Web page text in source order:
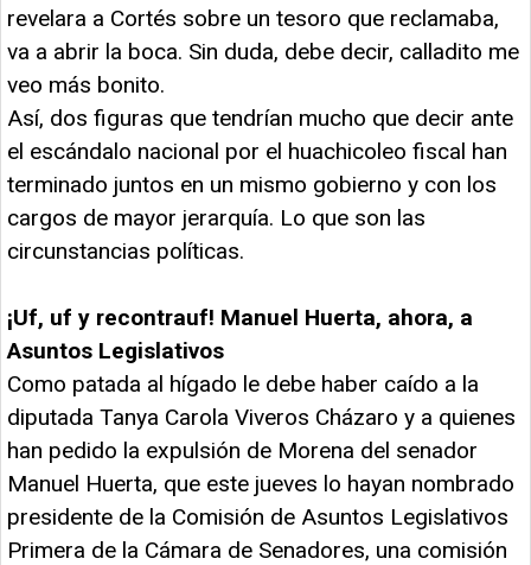
revelara a Cortés sobre un tesoro que reclamaba,
va a abrir la boca. Sin duda, debe decir, calladito me
veo más bonito.
Así, dos figuras que tendrían mucho que decir ante
el escándalo nacional por el huachicoleo fiscal han
terminado juntos en un mismo gobierno y con los
cargos de mayor jerarquía. Lo que son las
circunstancias políticas.
¡Uf, uf y recontrauf! Manuel Huerta, ahora, a
Asuntos Legislativos
Como patada al hígado le debe haber caído a la
diputada Tanya Carola Viveros Cházaro y a quienes
han pedido la expulsión de Morena del senador
Manuel Huerta, que este jueves lo hayan nombrado
presidente de la Comisión de Asuntos Legislativos
Primera de la Cámara de Senadores, una comisión